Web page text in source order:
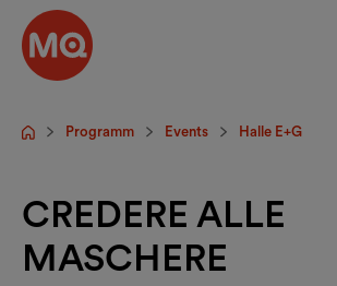
Zum Hauptinhalt springen
StartseiteProgramm Events Halle E+G
CREDERE ALLE
MASCHERE